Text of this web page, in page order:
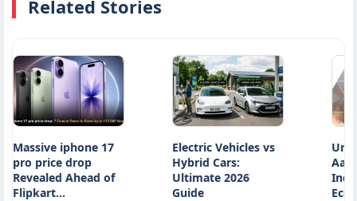
Related Stories
iphone 17
drop
Ahead of
Electric Vehicles vs
Hybrid Cars:
Ultimate 2026
Unveiling
Aayog
India’s
Ecosystem